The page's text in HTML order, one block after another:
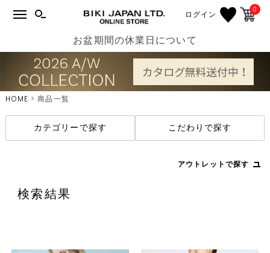
ログイン 0
お盆期間の休業日について
HOME 商品一覧
カテゴリーで探す こだわりで探す
アウトレットで探す
検索結果